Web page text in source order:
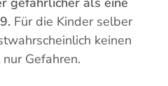
Für die Kinder selber
keinen
Gefahren.